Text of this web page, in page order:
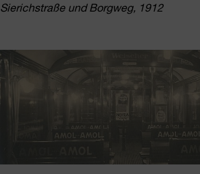
Sierichstraße und Borgweg, 1912